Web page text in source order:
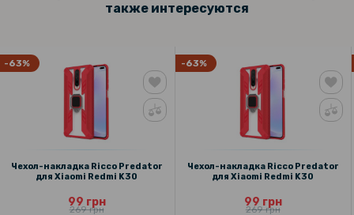
также интересуются
-63%
Чехол-накладка Ricco Predator
для Xiaomi Redmi K30
99 грн
269 грн
-63%
Чехол-накладка Ricco Predator
для Xiaomi Redmi K30
99 грн
269 грн